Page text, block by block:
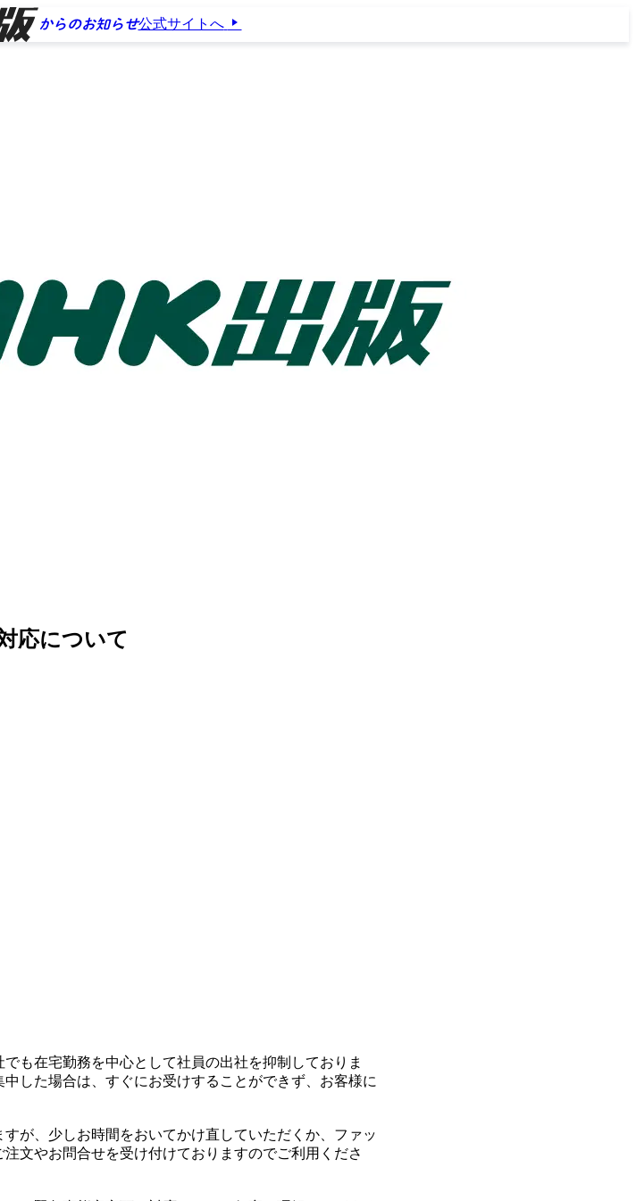
からのお知らせ公式サイトへ
応について
も在宅勤務を中心として社員の出社を抑制しておりま
した場合は、すぐにお受けすることができず、お客様に
が、少しお時間をおいてかけ直していただくか、ファッ
文やお問合せを受け付けておりますのでご利用くださ